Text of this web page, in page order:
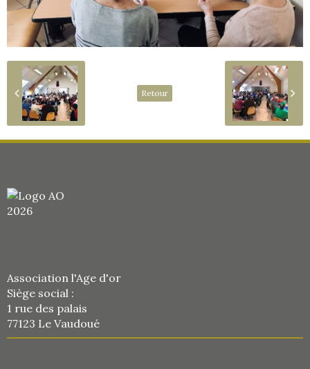
Retour
Association l'Age d'or
Siège social :
1 rue des palais
77123 Le Vaudoué